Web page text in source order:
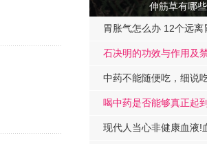
伸筋草有哪
胃胀气怎么办 12个远离
石决明的功效与作用及
中药不能随便吃，细说
喝中药是否能够真正起
现代人当心非健康血液!